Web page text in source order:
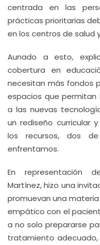
centrada en las
prácticas prioritarias
en los centros de salud
Aunado a esto,
cobertura en
necesitan más fondos
espacios que permitan
a las nuevas
un rediseño curricular
los recursos, dos
enfrentamos.
En representación
Martínez, hizo una
promuevan una
empático con el
a no solo prepararse
tratamiento